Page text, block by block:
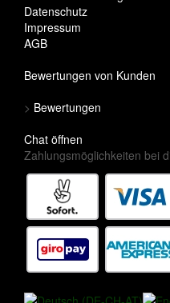
Datenschutz
Impressum
AGB
Bewertungen von Kunden
> Bewertungen
Chat öffnen
Zahlungsmöglichkeiten bei